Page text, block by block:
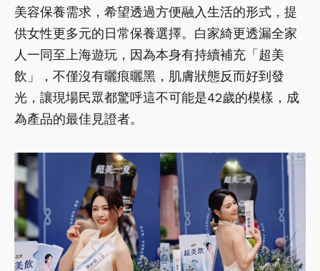
美容保養需求，希望透過方便融入生活的形式，提
供女性更多元的日常保養選擇。白家綺更透漏全家
人一同至上海遊玩，因為本身有持續補充「超美
飲」，不僅沒有曬痕曬黑，肌膚狀態反而好到發
光，讓現場民眾都驚呼這不可能是42歲的模樣，成
為產品的最佳見證者。